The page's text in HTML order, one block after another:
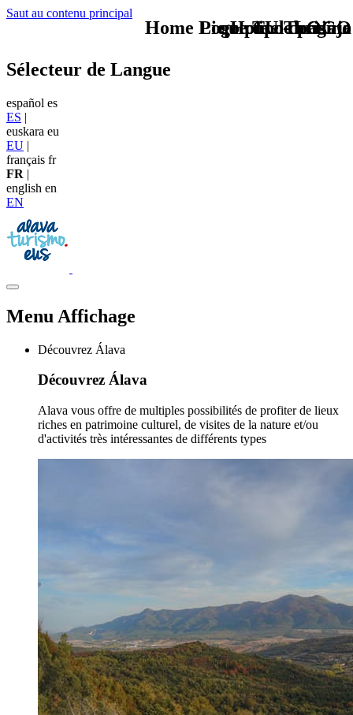
Saut au contenu principal
TU - LOGO
Sélecteur de Langue
español es
ES |
euskara eu
EU |
français fr
FR |
english en
EN
Menu Affichage
Découvrez Álava
Découvrez Álava
Alava vous offre de multiples possibilités de profiter de lieux
riches en patrimoine culturel, de visites de la nature et/ou
d'activités très intéressantes de différents types
que tipo de viaje
Home Logo pie de página
Pie Home Turismo